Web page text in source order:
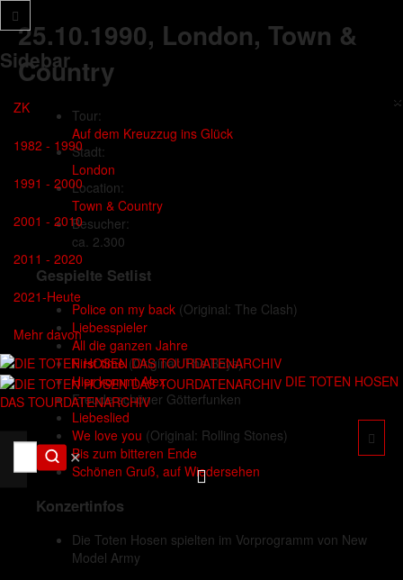
Sidebar
×
ZK
1982 - 1990
1991 - 2000
2001 - 2010
2011 - 2020
2021-Heute
Mehr davon
DIE TOTEN HOSEN
DAS TOURDATENARCHIV
✕
25.10.1990, London, Town &
Country
Tour:
Auf dem Kreuzzug ins Glück
Stadt:
London
Location:
Town & Country
Besucher:
ca. 2.300
Gespielte Setlist
Police on my back (Original: The Clash)
Liebesspieler
All die ganzen Jahre
First time (Original: The Boys)
Hier kommt Alex
Freude schöner Götterfunken
Liebeslied
We love you (Original: Rolling Stones)
Bis zum bitteren Ende
Schönen Gruß, auf Wiedersehen
Konzertinfos
Die Toten Hosen spielten im Vorprogramm von New
Model Army